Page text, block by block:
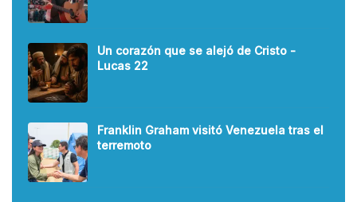
Un corazón que se alejó de Cristo -
Lucas 22
Franklin Graham visitó Venezuela tras el
terremoto